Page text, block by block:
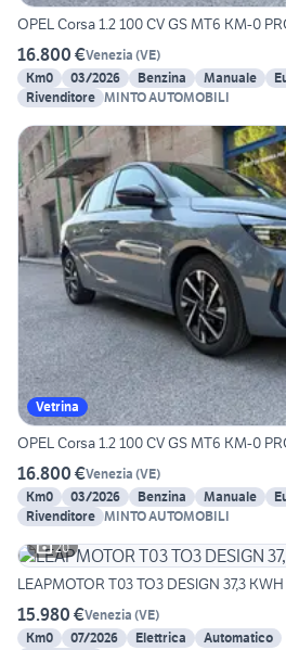
OPEL Corsa 1.2 100 CV GS MT6 KM-0
16.800 €Venezia (VE)
Km0
03/2026 Benzina Manuale
Rivenditore MINTO AUTOMOBILI
Vetrina
OPEL Corsa 1.2 100 CV GS MT6 KM-0
16.800 €Venezia (VE)
Km0
03/2026 Benzina Manuale
Rivenditore MINTO AUTOMOBILI
20
LEAPMOTOR T03 TO3 DESIGN 37,3
15.980 €Venezia (VE)
Km0
07/2026 Elettrica
Automatico